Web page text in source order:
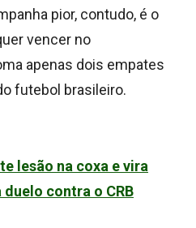
pior, contudo, é o
vencer no
apenas dois empates
futebol brasileiro.
lesão na coxa e vira
contra o CRB